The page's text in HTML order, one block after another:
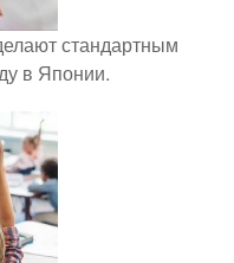
стандартным
в Японии.